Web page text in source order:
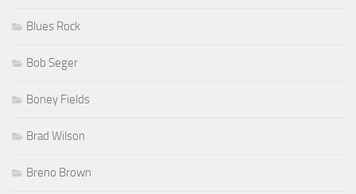
Blues Rock
Bob Seger
Boney Fields
Brad Wilson
Breno Brown